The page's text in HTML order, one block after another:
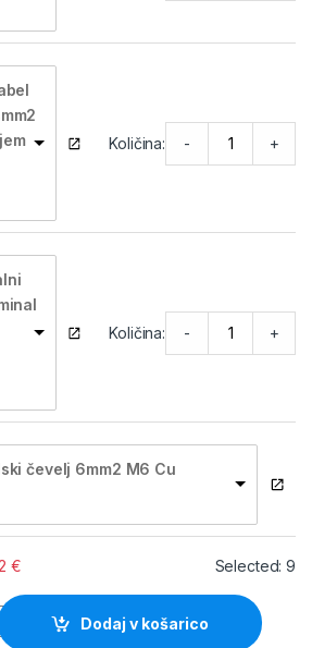
Količina: - +
Količina: - +
čevelj 6mm2 M6 Cu
€ Selected: 9
240W*UGODNO* količina
Dodaj v košarico